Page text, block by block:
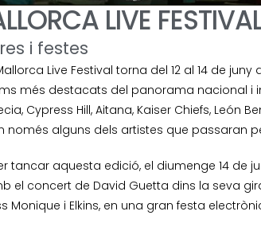
LIVE
i festes
Live Festival torna del 12 al 14 de
més destacats del panorama nacional i
Cypress Hill, Aitana, Kaiser Chiefs, León
només alguns dels artistes que passaran
tancar aquesta edició, el diumenge 14 de
el concert de David Guetta dins la seva
Monique i Elkins, en una gran festa